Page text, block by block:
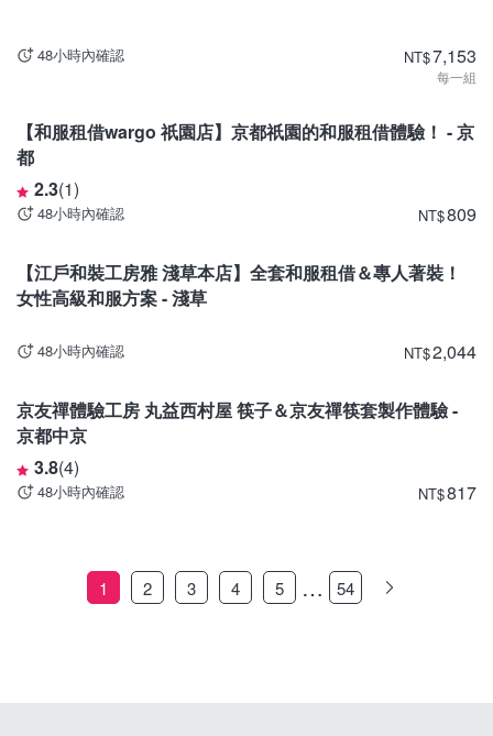
48小時內確認 NT$7,153
每一組
【和服租借wargo 祇園店】京都祇園的和服租借體驗！ - 京
都
2.3(1)
48小時內確認 NT$809
【江戶和裝工房雅 淺草本店】全套和服租借＆專人著裝！
女性高級和服方案 - 淺草
48小時內確認 NT$2,044
京友禪體驗工房 丸益西村屋 筷子＆京友禪筷套製作體驗 -
京都中京
3.8(4)
48小時內確認 NT$817
1 2 3 4 5 … 54